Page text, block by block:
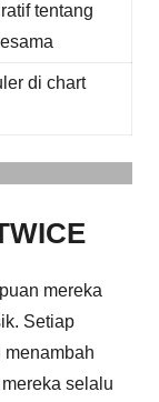
tentang
di chart
mereka
Setiap
selalu